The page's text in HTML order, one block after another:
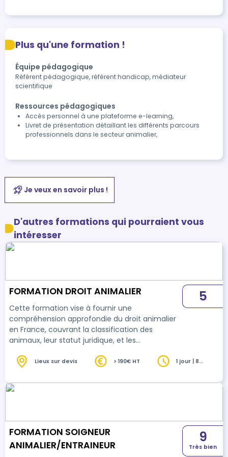
Plus qu'une formation !
Équipe pédagogique
Référent pédagogique, référent handicap, médiateur
scientifique
Ressources pédagogiques
Accès personnel à une plateforme e-learning,
Livret de présentation détaillant les différents parcours
professionnels dans le secteur animalier,
Je veux en savoir plus !
D'autres formations qui pourraient vous
intéresser
FORMATION DROIT ANIMALIER
Cette formation vise à fournir une
compréhension approfondie du droit animalier
en France, couvrant la classification des
animaux, leur statut juridique, et les
détention des animaux sauvages.
5
Lieux sur devis > 190€ HT
1 jour | 8
FORMATION SOIGNEUR
ANIMALIER/ENTRAINEUR
9
Très bien